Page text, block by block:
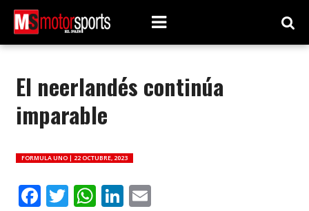
El neerlandés continúa
imparable
FORMULA UNO | 22 OCTUBRE, 2023
Facebook
Twitter
WhatsApp
LinkedIn
Email